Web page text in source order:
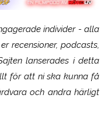
individer - alla
recensioner, podcasts,
lanserades i detta
för att ni ska kunna få
och andra härligt